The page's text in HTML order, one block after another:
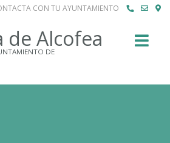
CON TU AYUNTAMIENTO
de Alcofea
DE